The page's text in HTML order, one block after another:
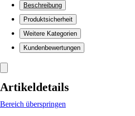
Beschreibung
Produktsicherheit
Weitere Kategorien
Kundenbewertungen
Artikeldetails
Bereich überspringen